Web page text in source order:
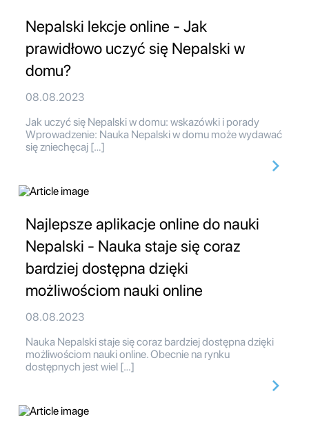
Nepalski lekcje online - Jak
prawidłowo uczyć się Nepalski w
domu?
08.08.2023
Jak uczyć się Nepalski w domu: wskazówki i porady
Wprowadzenie: Nauka Nepalski w domu może wydawać
się zniechęcaj […]
Najlepsze aplikacje online do nauki
Nepalski - Nauka staje się coraz
bardziej dostępna dzięki
możliwościom nauki online
08.08.2023
Nauka Nepalski staje się coraz bardziej dostępna dzięki
możliwościom nauki online. Obecnie na rynku
dostępnych jest wiel […]